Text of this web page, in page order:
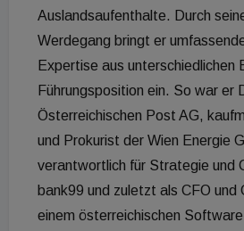
Auslandsaufenthalte. Durch
Werdegang bringt er
Expertise aus unterschiedlichen
Führungsposition ein. So war er
Österreichischen Post AG,
und Prokurist der Wien Energie
verantwortlich für Strategie und
bank99 und zuletzt als CFO und
einem österreichischen